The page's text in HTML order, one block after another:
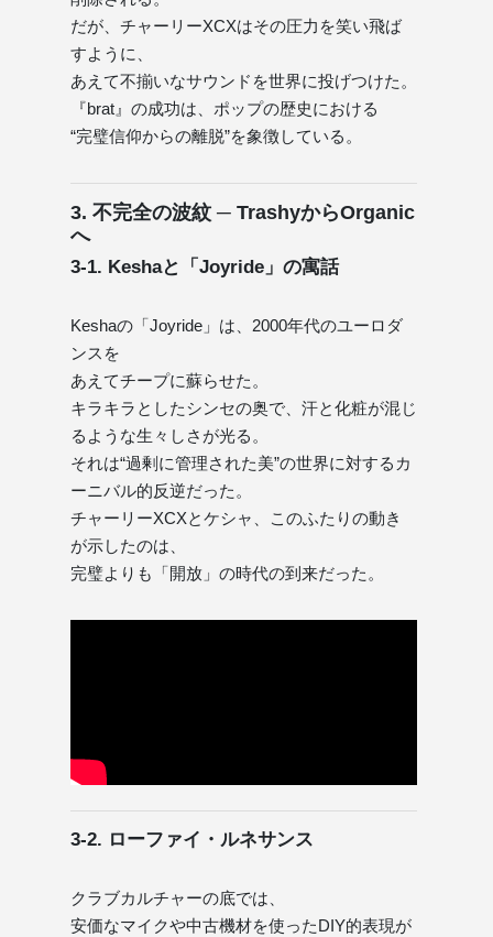
だが、チャーリーXCXはその圧力を笑い飛ば
すように、
あえて不揃いなサウンドを世界に投げつけた。
『brat』の成功は、ポップの歴史における
“完璧信仰からの離脱”を象徴している。
3. 不完全の波紋 ─ TrashyからOrganic
へ
3-1. Keshaと「Joyride」の寓話
Keshaの「Joyride」は、2000年代のユーロダ
ンスを
あえてチープに蘇らせた。
キラキラとしたシンセの奥で、汗と化粧が混じ
るような生々しさが光る。
それは“過剰に管理された美”の世界に対するカ
ーニバル的反逆だった。
チャーリーXCXとケシャ、このふたりの動き
が示したのは、
完璧よりも「開放」の時代の到来だった。
3-2. ローファイ・ルネサンス
クラブカルチャーの底では、
安価なマイクや中古機材を使ったDIY的表現が